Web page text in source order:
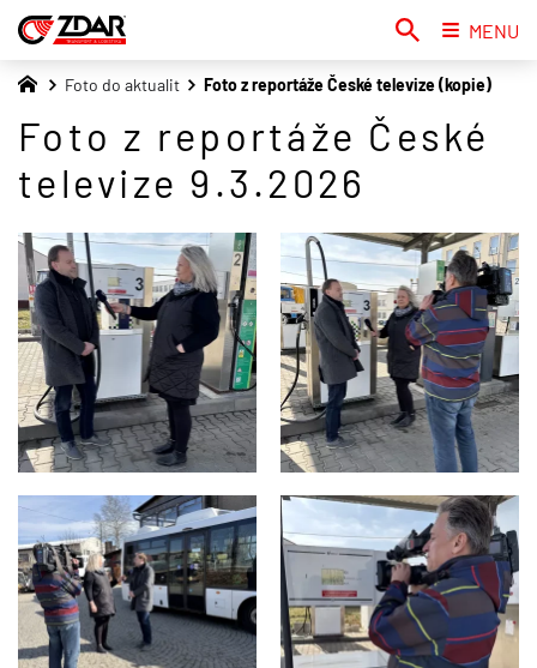
Foto do aktualit Foto z reportáže České televize (kopie)
Foto z reportáže České
televize 9.3.2026
MENU